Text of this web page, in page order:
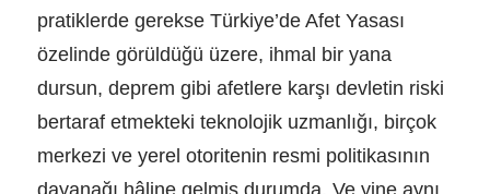
pratiklerde gerekse Türkiye’de Afet Yasası
özelinde görüldüğü üzere, ihmal bir yana
dursun, deprem gibi afetlere karşı devletin riski
bertaraf etmekteki teknolojik uzmanlığı, birçok
merkezi ve yerel otoritenin resmi politikasının
dayanağı hâline gelmiş durumda. Ve yine aynı